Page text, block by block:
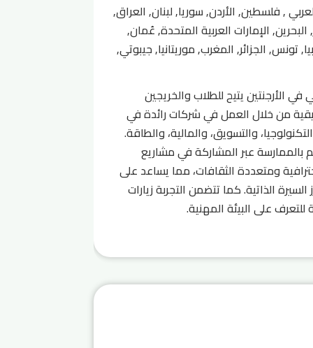
, فلسطين, الأردن, سوريا, لبنان, العراق,
الإمارات العربية المتحدة, عُمان,
تونس, الجزائر, المغرب, موريتانيا, جيبوتي,
الأرجنتين يتيح للطلاب والخريجين
من خلال العمل في شركات رائدة في
والتسويق، والمالية، والطاقة.
بالممارسة عبر المشاركة في مشاريع
ومتعددة الثقافات، مما يساعد على
الذاتية. كما تتضمن التجربة زيارات
على البيئة المهنية.